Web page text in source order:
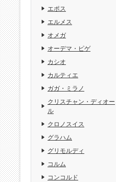
エポス
エルメス
オメガ
オーデマ・ピゲ
カシオ
カルティエ
ガガ・ミラノ
クリスチャン・ディオー
ル
クロノスイス
グラハム
グリモルディ
コルム
コンコルド